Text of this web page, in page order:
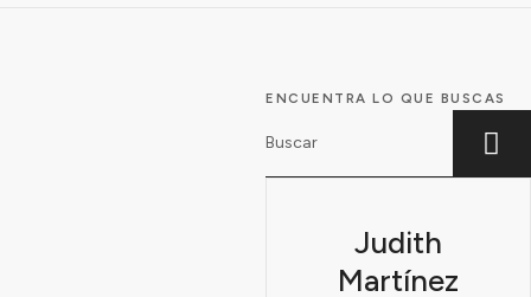
ENCUENTRA LO QUE BUSCAS
Judith
Martínez